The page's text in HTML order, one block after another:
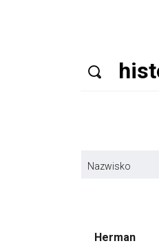
Nazwisko
Herman